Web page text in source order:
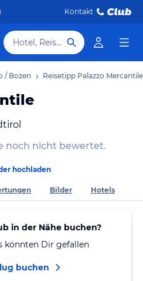
Kontakt
Hotel, Reiseziel
/ Bozen Reisetipp Palazzo Mercantile
noch nicht bewertet.
hochladen
Bilder Hotels
in der Nähe buchen?
könnten Dir gefallen
buchen